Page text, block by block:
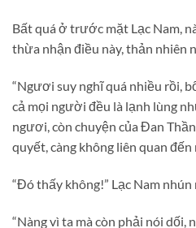
Bất quá ở trước mặt Lạc Nam,
thừa nhận điều này, thản nhiên
“Ngươi suy nghĩ quá nhiều rồi,
cả mọi người đều là lạnh lùng
ngươi, còn chuyện của Đan
quyết, càng không liên quan
“Đó thấy không!” Lạc Nam
“Nàng vì ta mà còn phải nói dối,